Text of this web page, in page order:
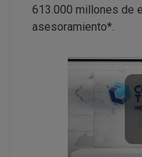
613.000 millones de
asesoramiento*.